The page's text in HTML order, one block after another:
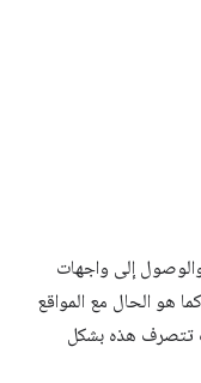
إلى واجهات
هو الحال مع المواقع
تتصرف هذه بشكل